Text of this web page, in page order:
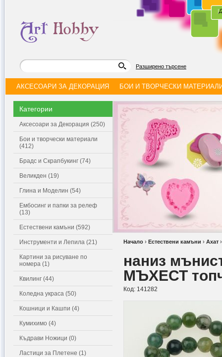
|
Разширено търсене
АКСЕСОАРИ ЗА ДЕКОРАЦИЯ БОИ И ТВОРЧЕСКИ
Категории
Аксесоари за Декорация (250)
Бои и творчески материали
(412)
Брадс и Скрапбукинг (74)
Великден (19)
Глина и Моделин (54)
Ембосинг и папки за релеф
(13)
Естествени камъни (592)
Инструменти и Лепила (21)
Картини за рисуване по
номера (1)
Квилинг (44)
Коледна украса (50)
Кошници и Кашпи (4)
Кумихимо (4)
Къдрави Ножици (0)
Ластици за Плетене (1)
Начало › Естествени камъни › Ахат
наниз
МЪХЕСТ
Код: 141282